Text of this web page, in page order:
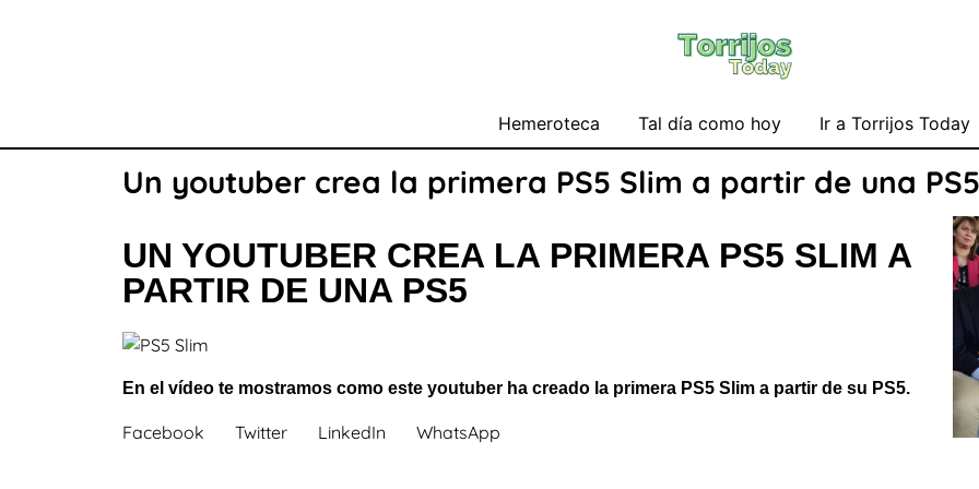
Hemeroteca Tal día como hoy Ir a Torrijos Today
Un youtuber crea la primera PS5 Slim a partir de una PS5
UN YOUTUBER CREA LA PRIMERA PS5 SLIM A
PARTIR DE UNA PS5
En el vídeo te mostramos como este youtuber ha creado la primera PS5 Slim a partir de su PS5.
Facebook Twitter LinkedIn WhatsApp